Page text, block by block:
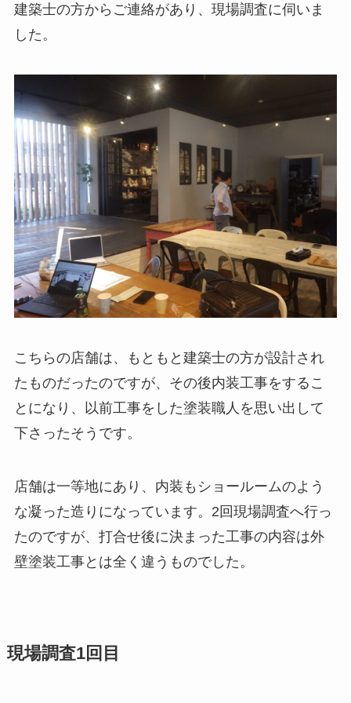
建築士の方からご連絡があり、現場調査に伺いま
した。
こちらの店舗は、もともと建築士の方が設計され
たものだったのですが、その後内装工事をするこ
とになり、以前工事をした塗装職人を思い出して
下さったそうです。
店舗は一等地にあり、内装もショールームのよう
な凝った造りになっています。2回現場調査へ行っ
たのですが、打合せ後に決まった工事の内容は外
壁塗装工事とは全く違うものでした。
現場調査1回目